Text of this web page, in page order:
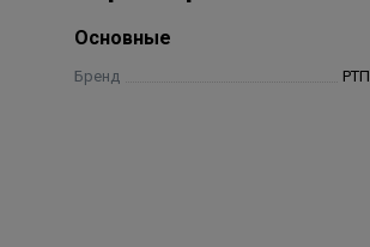
Основные
Бренд РТП